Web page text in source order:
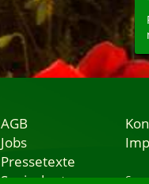
AGB
Jobs
Pressetexte
Speisekarten